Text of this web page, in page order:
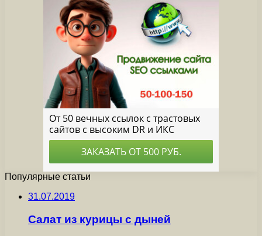
Популярные статьи
31.07.2019
Салат из курицы с дыней